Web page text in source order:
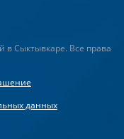
в Сыктывкаре. Все права
данных